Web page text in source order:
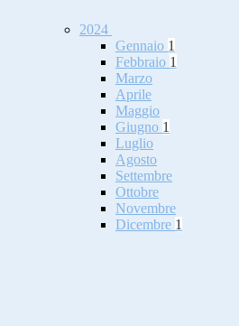
2024
Gennaio 1
Febbraio 1
Marzo
Aprile
Maggio
Giugno 1
Luglio
Agosto
Settembre
Ottobre
Novembre
Dicembre 1